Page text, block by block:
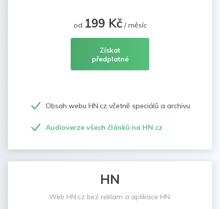
od 199 Kč/ měsíc
Získat
předplatné
Obsah webu HN.cz včetně speciálů a archivu
Audioverze všech článků na HN.cz
HN
Web HN.cz bez reklam a aplikace HN.